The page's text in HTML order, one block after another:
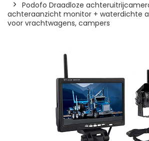
Podofo Draadloze
achteraanzicht monitor + waterdichte
voor vrachtwagens, campers